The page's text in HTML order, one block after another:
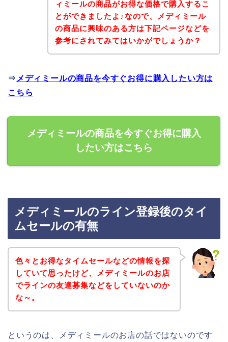
ィミールの商品がお得な価格で購入するこ
とができましたよ♪なので、メディミール
の商品に興味のある方は下記ページなどを
参考にされてみてはいかがでしょうか？
⇒ メディミールの商品を今すぐお得に購入したい方は
こちら
メディミールの商品を今すぐお得に購入
したい方はこちら
メディミールのライン登録後のタイ
ムセールの有無
色々とお得なタイムセールなどの情報を探
していて思ったけど、メディミールのお店
でラインの友達募集などをしていないのか
な～。
というのは、メディミールのお店の話ではないのです